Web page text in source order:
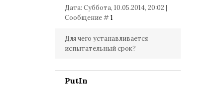
Дата: Суббота, 10.05.2014, 20:02 |
Сообщение #1
Для чего устанавливается
испытательный срок?
PutIn